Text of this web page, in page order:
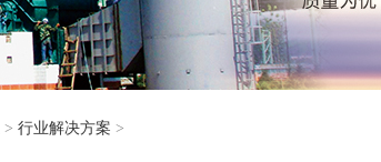
> 行业解决方案 >